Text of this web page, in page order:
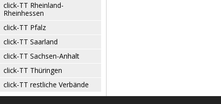
click-TT Rheinland-
Rheinhessen
click-TT Pfalz
click-TT Saarland
click-TT Sachsen-Anhalt
click-TT Thüringen
click-TT restliche Verbände